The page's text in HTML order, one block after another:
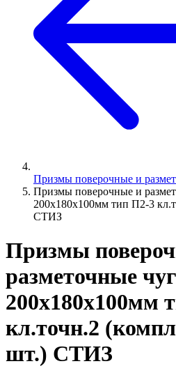
Призмы поверочные и
Призмы поверочные и
200х180х100мм тип П2-3
СТИЗ
Призмы
разметочные
200х180х100мм
кл.точн.2
шт.) СТИЗ